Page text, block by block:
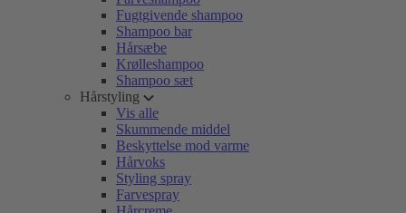
Fugtgivende shampoo
Shampoo bar
Hårsæbe
Krølleshampoo
Shampoo sæt
Hårstyling
Vis alle
Skummende middel
Beskyttelse mod varme
Hårvoks
Styling spray
Farvespray